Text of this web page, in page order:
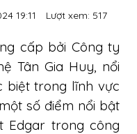
19:11 Lượt xem: 517
cấp bởi Công ty
Tân Gia Huy, nổi
biệt trong lĩnh vực
số điểm nổi bật
Edgar trong công